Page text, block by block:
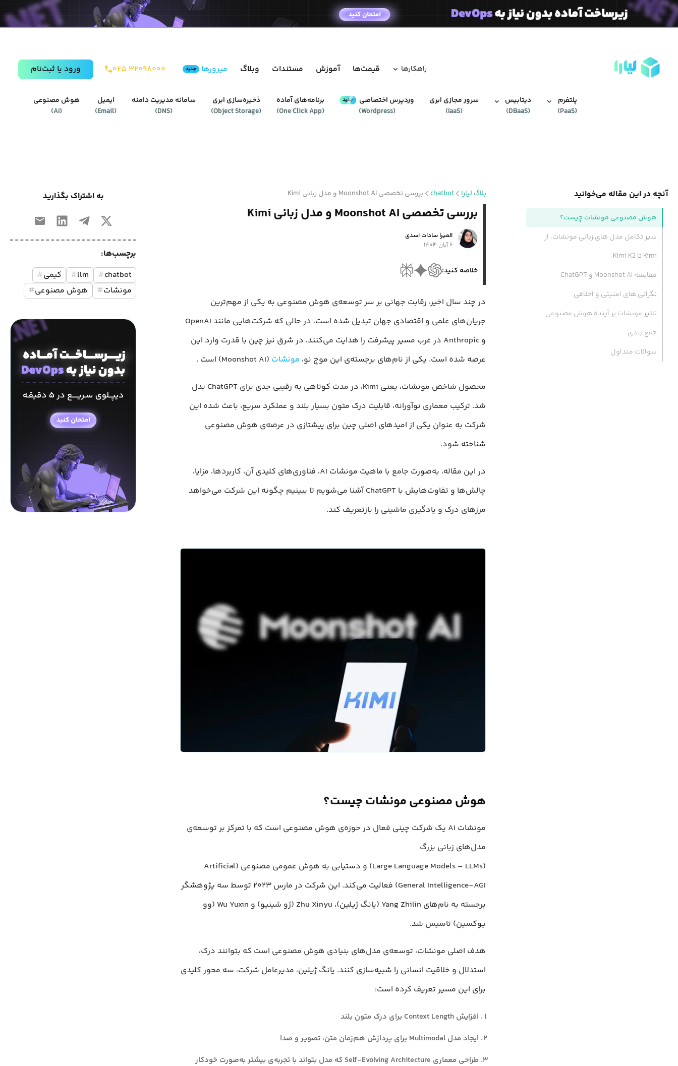
راهکار‌ها قیمت‌ها آموزش مستندات وبلاگ میرورها جدید ۰۲۵ ۳۲۰۹۸۰۰۰ ورود يا ثبت‌نام
هوش مصنوعی
(
AI
)
ایمیل
(
Email
)
سامانه مدیریت دامنه
(
DNS
)
ذخیره‌سازی ابری
(
Object Storage
)
برنامه‌های آماده
(
One Click App
)
وردپرس‌ اختصاصی جدید
(
Wordpress
)
سرور مجازی ابری
(
IaaS
)
دیتابیس‌
(
DBaaS
)
پلتفرم
(
PaaS
)
آنچه در این مقاله می‌خوانید
هوش مصنوعی مونشات چیست؟
سیر تکامل مدل های زبانی مونشات: از
Kimi تا Kimi K2
مقایسه Moonshot AI و ChatGPT
نگرانی های امنیتی و اخلاقی
تاثیر مونشات بر آینده هوش مصنوعی
جمع بندی
سوالات متداول
بلاگ لیارا chatbot بررسی تخصصی Moonshot AI و مدل زبانی Kimi
بررسی تخصصی Moonshot AI و مدل زبانی Kimi
المیرا سادات اسدی
۶ آبان ۱۴۰۴
خلاصه کنید:
در چند سال اخیر، رقابت جهانی بر سر توسعه‌ی هوش مصنوعی به یکی از مهم‌ترین
جریان‌های علمی و اقتصادی جهان تبدیل شده است. در حالی که شرکت‌هایی مانند OpenAI
و Anthropic در غرب مسیر پیشرفت را هدایت می‌کنند، در شرق نیز چین با قدرت وارد این
عرصه شده است. یکی از نام‌های برجسته‌ی این موج نو، مونشات (Moonshot AI) است .
محصول شاخص مونشات، یعنی Kimi، در مدت کوتاهی به رقیبی جدی برای ChatGPT بدل
شد. ترکیب معماری نوآورانه، قابلیت درک متون بسیار بلند و عملکرد سریع، باعث شده این
شرکت به عنوان یکی از امیدهای اصلی چین برای پیشتازی در عرصه‌ی هوش مصنوعی
شناخته شود.
در این مقاله، به‌صورت جامع با ماهیت مونشات AI، فناوری‌های کلیدی آن، کاربردها، مزایا،
چالش‌ها و تفاوت‌هایش با ChatGPT آشنا می‌شویم تا ببینیم چگونه این شرکت می‌خواهد
مرزهای درک و یادگیری ماشینی را بازتعریف کند.
هوش مصنوعی مونشات چیست؟
مونشات AI یک شرکت چینی فعال در حوزه‌ی هوش مصنوعی است که با تمرکز بر توسعه‌ی
مدل‌های زبانی بزرگ
(Large Language Models – LLMs) و دستیابی به هوش عمومی مصنوعی (Artificial
General Intelligence-AGI) فعالیت می‌کند. این شرکت در مارس ۲۰۲۳ توسط سه پژوهشگر
برجسته به نام‌های Yang Zhilin (یانگ ژیلین)، Zhu Xinyu (ژو شینیو) و Wu Yuxin (وو
یوکسین) تاسیس شد.
هدف اصلی مونشات، توسعه‌ی مدل‌های بنیادی هوش مصنوعی است که بتوانند درک،
استدلال و خلاقیت انسانی را شبیه‌سازی کنند. یانگ ژیلین، مدیرعامل شرکت، سه محور کلیدی
برای این مسیر تعریف کرده است:
افزایش Context Length برای درک متون بلند
ایجاد مدل Multimodal برای پردازش هم‌زمان متن، تصویر و صدا
طراحی معماری Self-Evolving Architecture که مدل بتواند با تجربه‌ی بیشتر به‌صورت خودکار
به اشتراک بگذارید
برچسب‌ها:
chatbot
#
llm
# کیمی#
مونشات# هوش مصنوعی#